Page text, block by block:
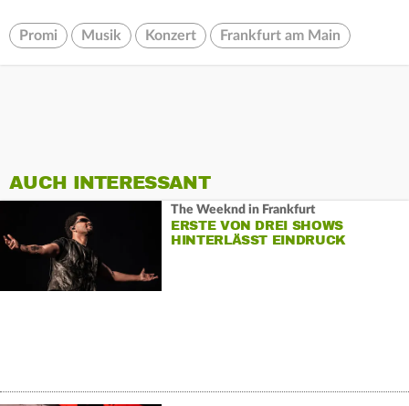
Promi Musik Konzert Frankfurt am Main
AUCH INTERESSANT
The Weeknd in Frankfurt
ERSTE VON DREI SHOWS
HINTERLÄSST EINDRUCK